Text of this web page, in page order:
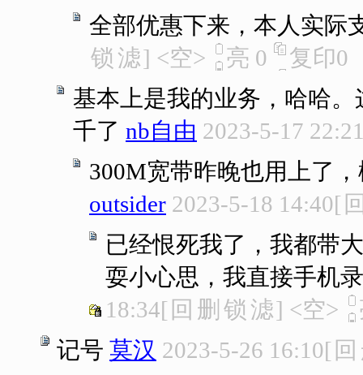
全部优惠下来，本人实际
锁 滤] <空> 亮 0 复印0
基本上是我的业务，哈哈
千了 nb自由 2023-5-17
300M宽带昨晚也用上了
outsider 2023-5-18 14:40[
已经恨死我了，我都带
耍小心思，我直接手机
18:34[ 回 删 锁 滤] <空>
记号 莫汉 2023-5-26 16:10[ 回